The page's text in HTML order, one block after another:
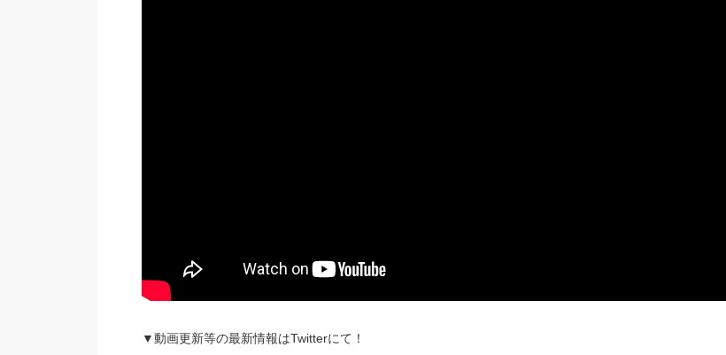
▼動画更新等の最新情報はTwitterにて！